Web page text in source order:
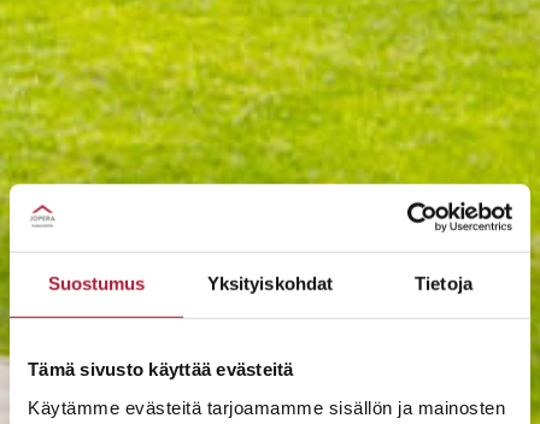
Suostumus Yksityiskohdat Tietoja
Tämä sivusto käyttää evästeitä
Käytämme evästeitä tarjoamamme sisällön ja mainosten